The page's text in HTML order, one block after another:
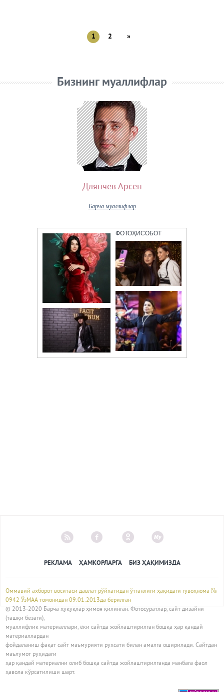
1 2 »
Бизнинг муаллифлар
Длянчев Арсен
Барча муаллифлар
ФОТОҲИСОБОТ
РЕКЛАМА ҲАМКОРЛАРГА БИЗ ҲАҚИМИЗДА
Оммавий ахборот воситаси давлат рўйхатидан ўтганлиги ҳақидаги гувоҳнома №
0942 ЎзМАА томонидан 09.01.2013да берилган
© 2013-2020 Барча ҳуқуқлар ҳимоя қилинган. Фотосуратлар, сайт дизайни
(ташқи безаги),
муаллифлик материаллари, ёки сайтда жойлаштирилган бошқа ҳар қандай
материаллардан
фойдаланиш фақат сайт маъмурияти рухсати билан амалга оширилади. Сайтдан
маълумот руҳидаги
ҳар қандай материални олиб бошқа сайтда жойлаштирилганда манбага фаол
ҳавола кўрсатилиши шарт.